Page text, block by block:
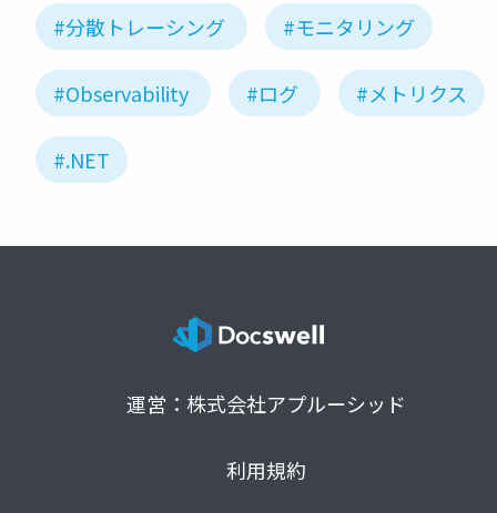
#分散トレーシング #モニタリング
#Observability #ログ #メトリクス
#.NET
運営：株式会社アプルーシッド
利用規約